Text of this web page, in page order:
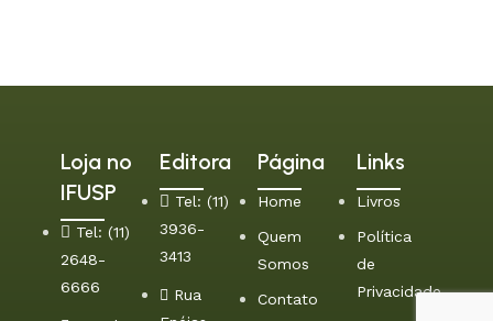
Loja no
IFUSP
Tel: (11)
2648-
6666
Editora
Tel: (11)
3936-
3413
Rua
Página
Home
Quem
Somos
Contato
Links
Livros
Política
de
Privacidade